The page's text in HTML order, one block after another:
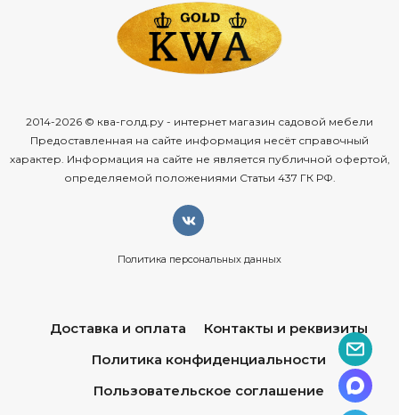
2014-2026 © ква-голд.ру - интернет магазин садовой мебели
Предоставленная на сайте информация несёт справочный
характер. Информация на сайте не является публичной офертой,
определяемой положениями Статьи 437 ГК РФ.
Политика персональных данных
Доставка и оплата
Контакты и реквизиты
Политика конфиденциальности
Пользовательское соглашение